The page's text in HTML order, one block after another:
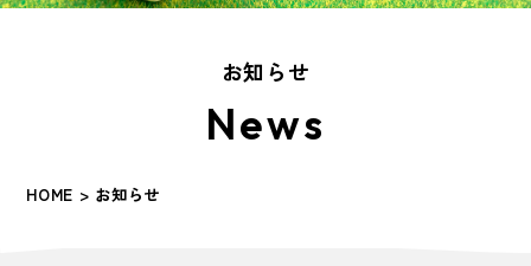
お知らせ
News
HOME > お知らせ